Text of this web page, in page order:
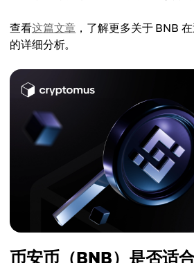
查看这篇文章 ，了解更多关于 BNB
的详细分析。
币安币（BNB）是否适